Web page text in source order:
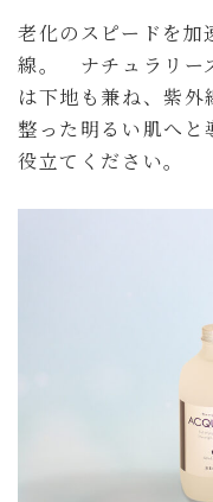
老化のスピードを
線。 ナチュラリー
は下地も兼ね、紫
整った明るい肌へ
役立てください。